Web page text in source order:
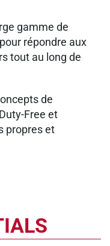
gamme de
répondre aux
tout au long de
de
Free et
propres et